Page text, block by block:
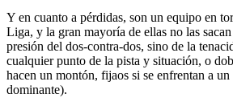
Y en cuanto a pérdidas, son un equipo en
Liga, y la gran mayoría de ellas no las
presión del dos-contra-dos, sino de la
cualquier punto de la pista y situación, o
hacen un montón, fijaos si se enfrentan a
dominante).